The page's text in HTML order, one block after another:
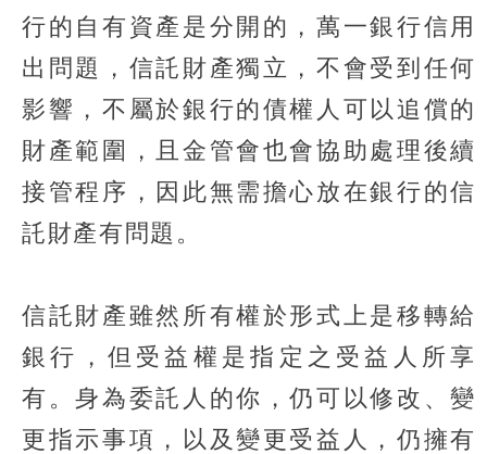
行的自有資產是分開的，萬一銀行信用
出問題，信託財產獨立，不會受到任何
影響，不屬於銀行的債權人可以追償的
財產範圍，且金管會也會協助處理後續
接管程序，因此無需擔心放在銀行的信
託財產有問題。
信託財產雖然所有權於形式上是移轉給
銀行，但受益權是指定之受益人所享
有。身為委託人的你，仍可以修改、變
更指示事項，以及變更受益人，仍擁有